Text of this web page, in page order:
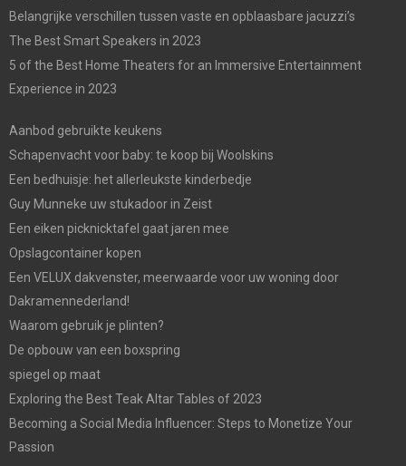
Belangrijke verschillen tussen vaste en opblaasbare jacuzzi’s
The Best Smart Speakers in 2023
5 of the Best Home Theaters for an Immersive Entertainment
Experience in 2023
Aanbod gebruikte keukens
Schapenvacht voor baby: te koop bij Woolskins
Een bedhuisje: het allerleukste kinderbedje
Guy Munneke uw stukadoor in Zeist
Een eiken picknicktafel gaat jaren mee
Opslagcontainer kopen
Een VELUX dakvenster, meerwaarde voor uw woning door
Dakramennederland!
Waarom gebruik je plinten?
De opbouw van een boxspring
spiegel op maat
Exploring the Best Teak Altar Tables of 2023
Becoming a Social Media Influencer: Steps to Monetize Your
Passion